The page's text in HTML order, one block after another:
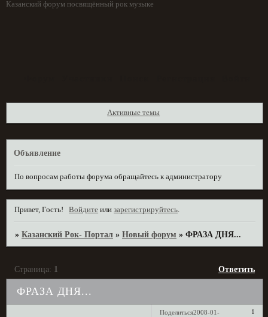
Казанский форум посвящённый рок музыке
Активные темы
Объявление
По вопросам работы форума обращайтесь к администратору
Привет, Гость! Войдите илизарегистрируйтесь.
»Казанский Рок- Портал »Новый форум »ФРАЗА ДНЯ...
ФРАЗА ДНЯ...
Страница: 1 Ответить
Поделиться 1
2008-01-